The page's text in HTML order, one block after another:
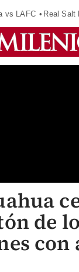
vs LAFC Real Salt
de
con